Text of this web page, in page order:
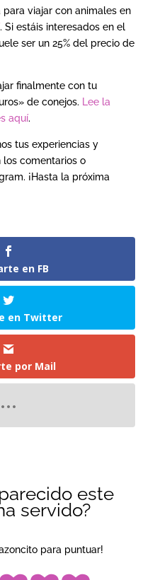
viajar con animales en
. Si estáis interesados en el
ser un 25% del precio de
finalmente con tu
de conejos.
Lee la
aquí.
tus experiencias y
comentarios o
¡Hasta la próxima
en FB
en Twitter
por Mail
este
servido?
para puntuar!